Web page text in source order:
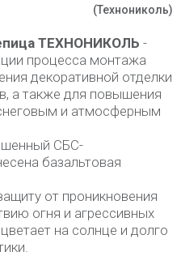
(Технониколь)
ТЕХНОНИКОЛЬ -
процесса монтажа
декоративной отделки
а также для повышения
и атмосферным
СБС-
базальтовая
от проникновения
огня и агрессивных
на солнце и долго